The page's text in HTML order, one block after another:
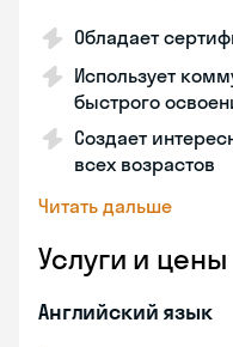
Обладает
Использует
быстрого
Создает
всех возрастов
Читать дальше
Услуги и цены
Английский язык